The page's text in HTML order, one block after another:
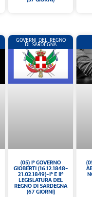
GOVERNI DEL REGNO
DI SARDEGNA
(05) I° GOVERNO
GIOBERTI (16.12.1848-
21.02.1849)-I° E II°
LEGISLATURA DEL
REGNO DI SARDEGNA
(67 GIORNI)